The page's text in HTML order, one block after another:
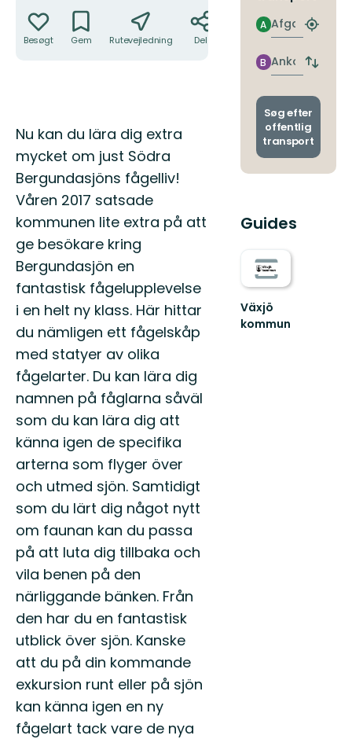
Besøgt Gem Rutevejledning Del
Beskrivelse
Nu kan du lära dig extra
mycket om just Södra
Bergundasjöns fågelliv!
Våren 2017 satsade
kommunen lite extra på att
ge besökare kring
Bergundasjön en
fantastisk fågelupplevelse
i en helt ny klass. Här hittar
du nämligen ett fågelskåp
med statyer av olika
fågelarter. Du kan lära dig
namnen på fåglarna såväl
som du kan lära dig att
känna igen de specifika
arterna som flyger över
och utmed sjön. Samtidigt
som du lärt dig något nytt
om faunan kan du passa
på att luta dig tillbaka och
vila benen på den
närliggande bänken. Från
den har du en fantastisk
utblick över sjön. Kanske
att du på din kommande
exkursion runt eller på sjön
kan känna igen en ny
fågelart tack vare de nya
Afgang
A
Find
Ankomst
B
Skift
og
Søg efter
offentlig
transport
Guides
Växjö
kommun